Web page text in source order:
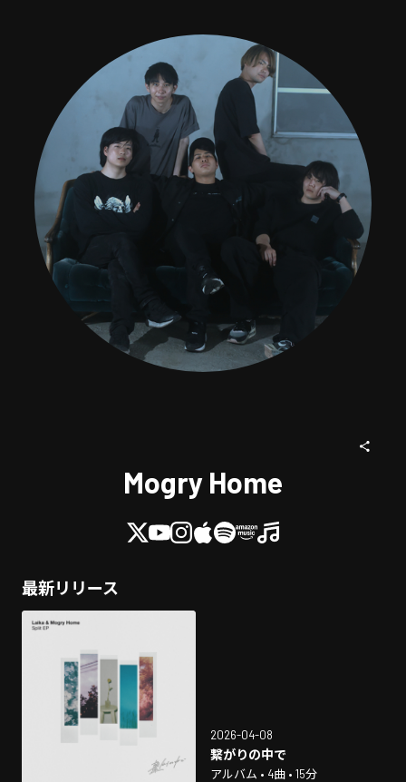
Mogry Home
最新リリース
2026-04-08
繋がりの中で
アルバム • 4曲 • 15分